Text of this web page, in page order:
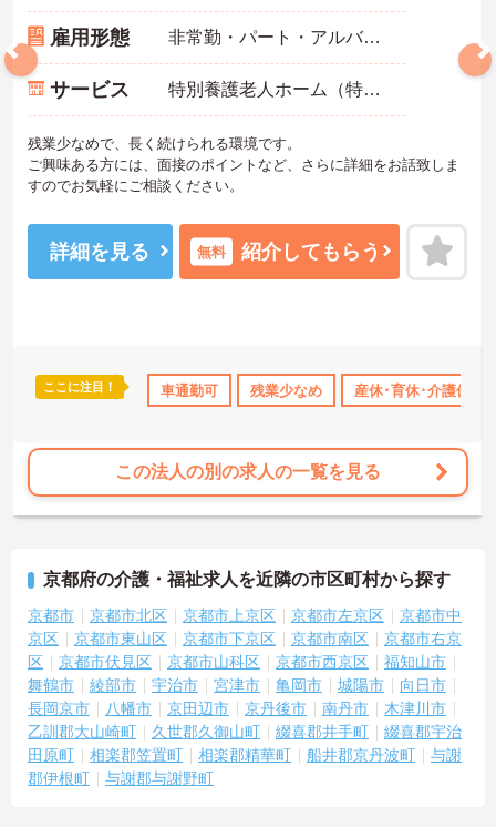
日勤のみ 年間休日110日以上 産休･育休･介護休暇取得実績あり
雇用形態 非常勤・パート・アルバイト
サービス 特別養護老人ホーム（特養）
残業少なめで、長く続けられる環境です。
ご興味ある方には、面接のポイントなど、さらに詳細をお話致しま
すのでお気軽にご相談ください。
詳細を見る 無料 紹介してもらう
ここに注目！ 車通勤可 残業少なめ 産休･育休･介護休暇
この法人の別の求人の一覧を見る
京都府の介護・福祉求人を近隣の市区町村から探す
京都市 京都市北区 京都市上京区 京都市左京区
京都市中
京区
京都市東山区 京都市下京区 京都市南区
京都市右京
区
京都市伏見区 京都市山科区 京都市西京区
福知山市
舞鶴市
綾部市 宇治市 宮津市 亀岡市 城陽市
向日市
長岡京市
八幡市 京田辺市 京丹後市 南丹市
木津川市
乙訓郡大山崎町
久世郡久御山町 綴喜郡井手町
綴喜郡宇治
田原町
相楽郡笠置町 相楽郡精華町 船井郡京丹波町
与謝
郡伊根町
与謝郡与謝野町